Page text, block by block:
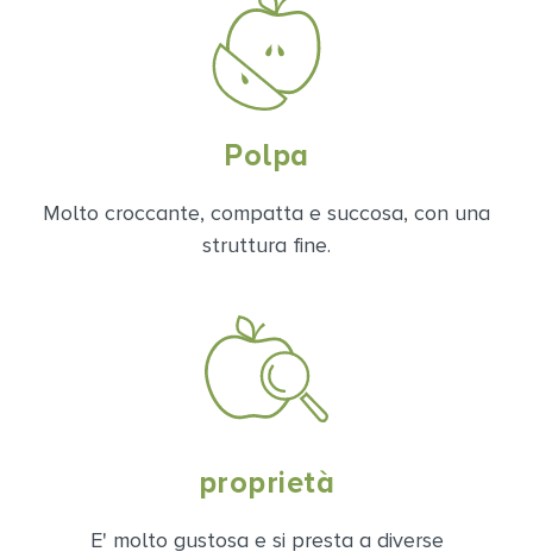
Polpa
Molto croccante, compatta e succosa, con una
struttura fine.
proprietà
E' molto gustosa e si presta a diverse